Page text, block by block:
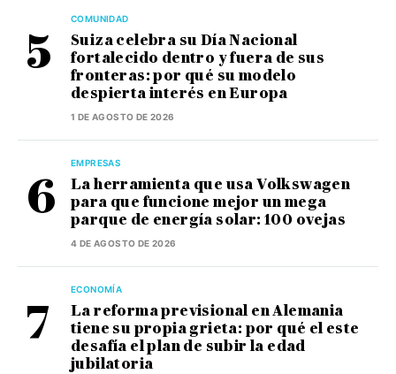
COMUNIDAD
Suiza celebra su Día Nacional
fortalecido dentro y fuera de sus
fronteras: por qué su modelo
despierta interés en Europa
1 DE AGOSTO DE 2026
EMPRESAS
La herramienta que usa Volkswagen
para que funcione mejor un mega
parque de energía solar: 100 ovejas
4 DE AGOSTO DE 2026
ECONOMÍA
La reforma previsional en Alemania
tiene su propia grieta: por qué el este
desafía el plan de subir la edad
jubilatoria